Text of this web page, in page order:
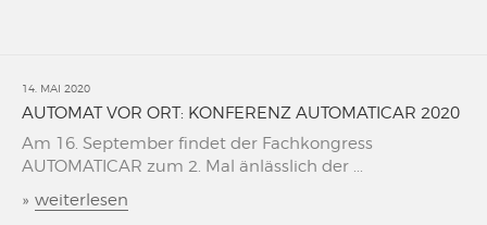
14. MAI 2020
AUTOMAT VOR ORT: KONFERENZ AUTOMATICAR 2020
Am 16. September findet der Fachkongress
AUTOMATICAR zum 2. Mal änlässlich der ...
» weiterlesen